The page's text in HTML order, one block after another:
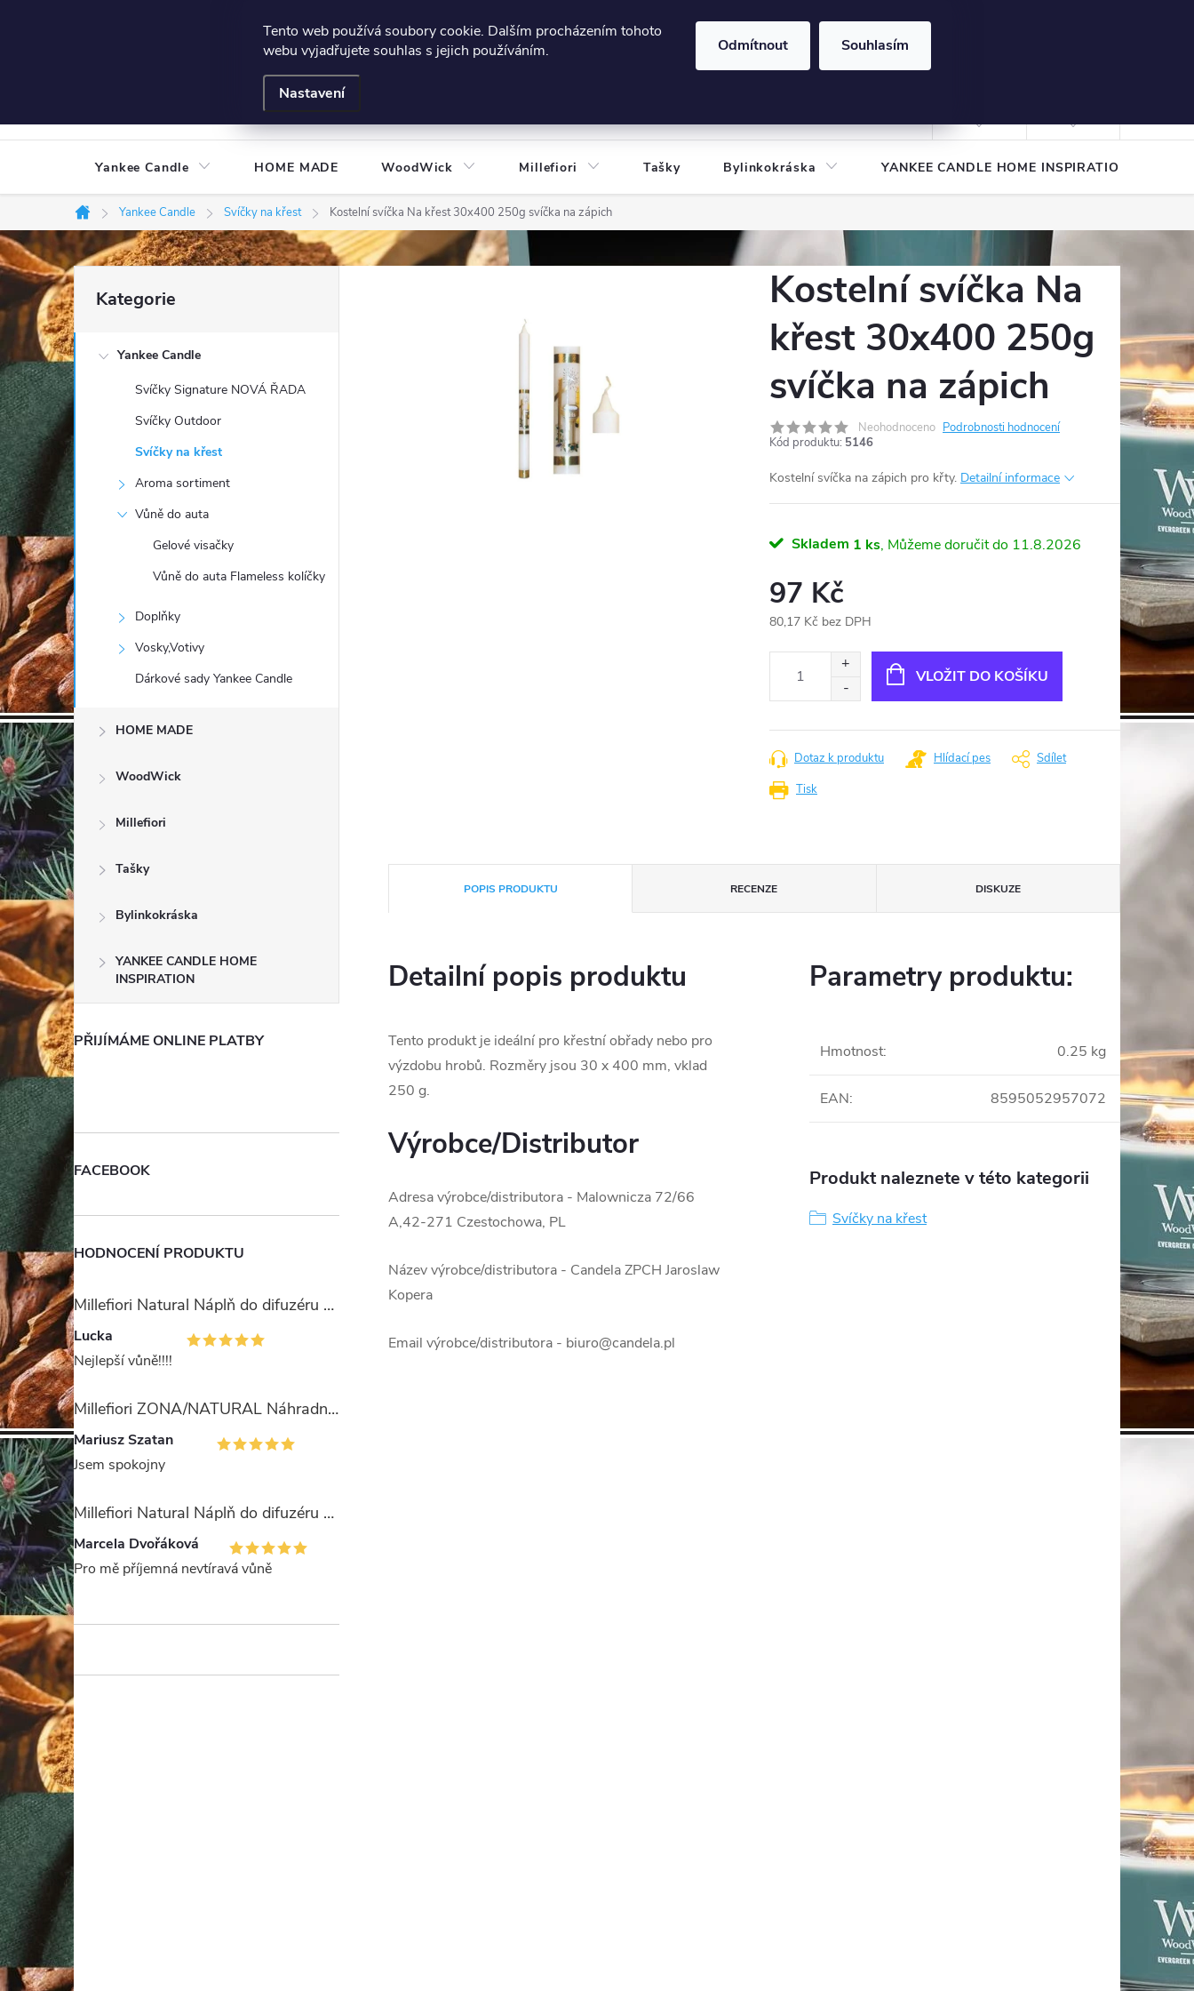
Tento web používá soubory cookie. Dalším procházením tohoto
webu vyjadřujete souhlas s jejich používáním.
Nastavení
Odmítnout Souhlasím
606124443
Podmínky e-shopu Podmínky ochrany osobních údajů
Yankee Candle HOME MADE WoodWick Millefiori Tašky Bylinkokráska YANKEE CANDLE HOME INSPIRATION
Domů
Yankee Candle Svíčky na křest Kostelní svíčka Na křest 30x400 250g svíčka na zápich
P
o
s
r
a
n
n
í
p
a
n
e
l
kategorie
Kategorie
Yankee Candle
Svíčky Signature NOVÁ ŘADA
Svíčky Outdoor
Svíčky na křest
Aroma sortiment
Vůně do auta
Gelové visačky
Vůně do auta Flameless kolíčky
Doplňky
Vosky,Votivy
Dárkové sady Yankee Candle
HOME MADE
WoodWick
Millefiori
Tašky
Bylinkokráska
YANKEE CANDLE HOME
INSPIRATION
PŘIJÍMÁME ONLINE PLATBY
FACEBOOK
HODNOCENÍ PRODUKTU
Millefiori Natural Náplň do difuzéru 250ml/Ambra & Rosa
Lucka
Nejlepší vůně!!!!
Millefiori ZONA/NATURAL Náhradní stébla pro difuzér 100ml
Mariusz Szatan
Jsem spokojny
Millefiori Natural Náplň do difuzéru 250ml/Legni e Fiori ďArancio
Marcela Dvořáková
Pro mě příjemná nevtíravá vůně
Kostelní svíčka Na
křest 30x400 250g
svíčka na zápich
Neohodnoceno Podrobnosti hodnocení
Kód produktu: 5146
Kostelní svíčka na zápich pro křty. Detailní informace
Skladem 1 ks 11.8.2026
97 Kč
80,17 Kč bez DPH
VLOŽIT DO KOŠÍKU
Tisk
Dotaz k produktu Hlídací pes Sdílet
POPIS PRODUKTU RECENZE DISKUZE
Detailní popis produktu
Tento produkt je ideální pro křestní obřady nebo pro
výzdobu hrobů. Rozměry jsou 30 x 400 mm, vklad
250 g.
Výrobce/Distributor
Adresa výrobce/distributora - Malownicza 72/66
A,42-271 Czestochowa, PL
Název výrobce/distributora - Candela ZPCH Jaroslaw
Kopera
Email výrobce/distributora - biuro@candela.pl
Parametry produktu:
Hmotnost: 0.25 kg
EAN: 8595052957072
Produkt naleznete v této kategorii
Svíčky na křest